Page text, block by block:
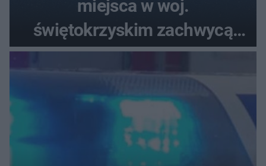
miejsca w woj.
świętokrzyskim zachwycą
każdego miłośnika gwiazd